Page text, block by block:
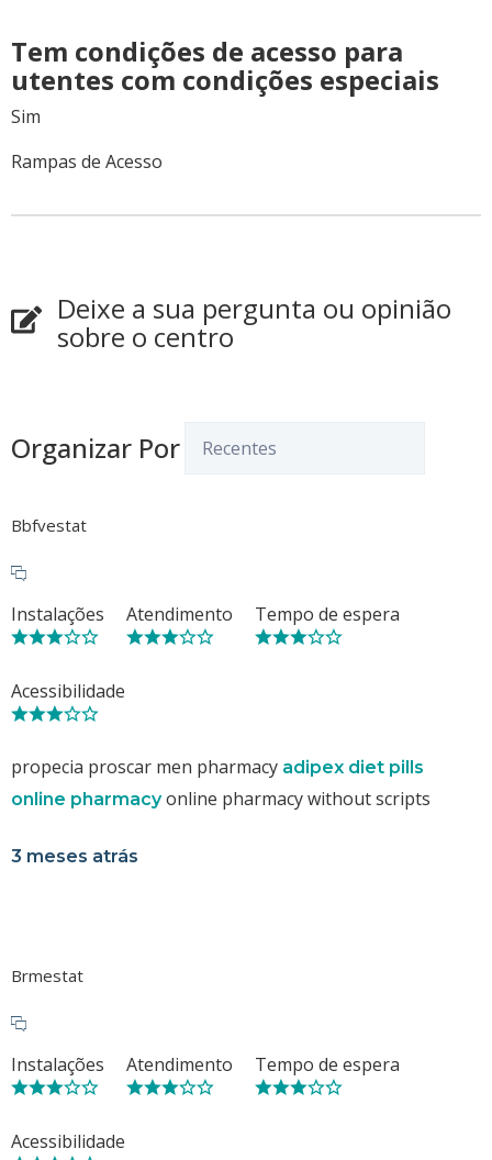
Tem condições de acesso para
utentes com condições especiais
Sim
Rampas de Acesso
Deixe a sua pergunta ou opinião
sobre o centro
Organizar Por
Bbfvestat
Instalações Atendimento Tempo de espera
Acessibilidade
propecia proscar men pharmacy adipex diet pills
online pharmacyonline pharmacy without scripts
3 meses atrás
Brmestat
Instalações Atendimento Tempo de espera
Acessibilidade